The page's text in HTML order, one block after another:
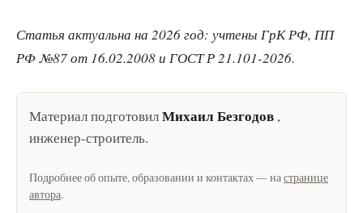
Статья актуальна на 2026 год: учтены ГрК РФ, ПП
РФ №87 от 16.02.2008 и ГОСТ Р 21.101-2026.
Материал подготовилМихаил Безгодов ,
инженер-строитель.
Подробнее об опыте, образовании и контактах — настранице
автора.